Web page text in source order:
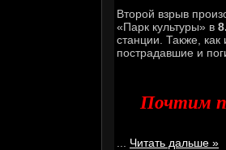
Второй взрыв
«Парк культуры» в
станции. Также, как
пострадавшие и
Почтим
Читать дальше »